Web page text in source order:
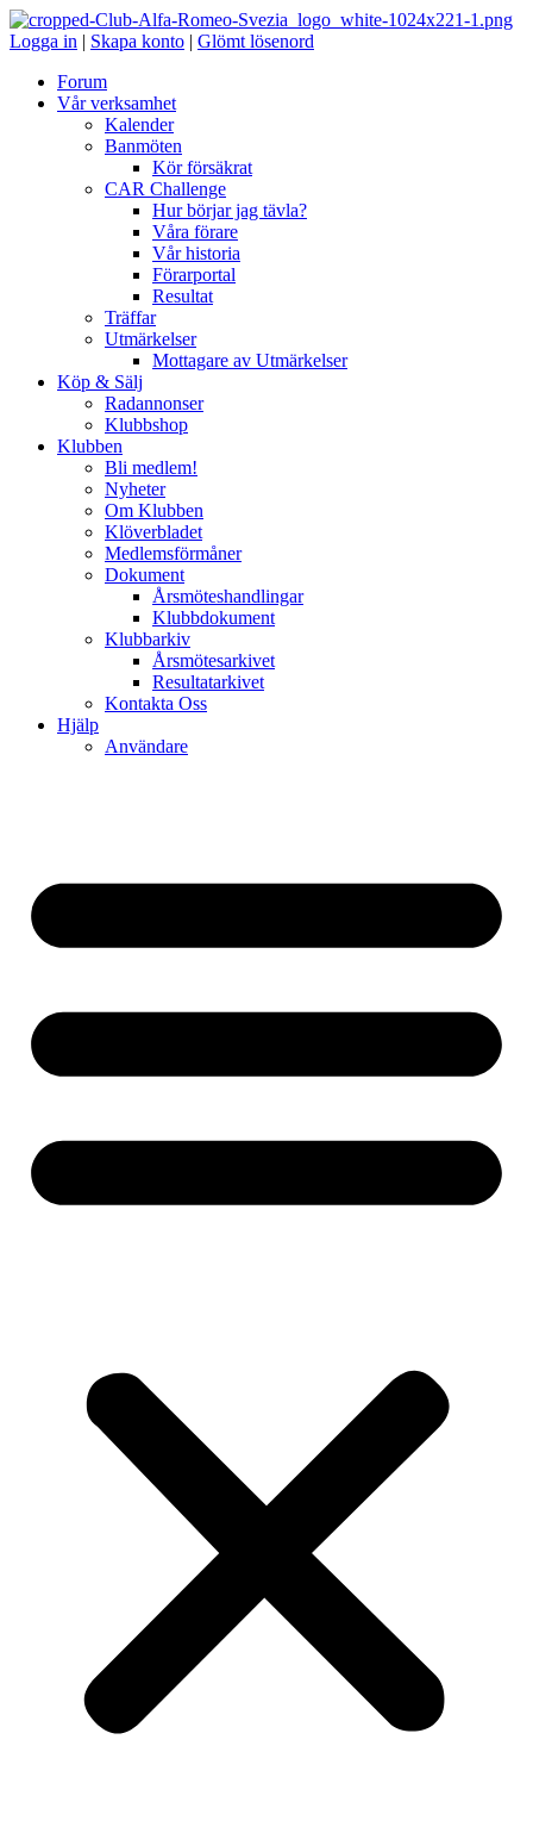
Logga in | Skapa konto | Glömt lösenord
Forum
Vår verksamhet
Kalender
Banmöten
Kör försäkrat
CAR Challenge
Hur börjar jag tävla?
Våra förare
Vår historia
Förarportal
Resultat
Träffar
Utmärkelser
Mottagare av Utmärkelser
Köp & Sälj
Radannonser
Klubbshop
Klubben
Bli medlem!
Nyheter
Om Klubben
Klöverbladet
Medlemsförmåner
Dokument
Årsmöteshandlingar
Klubbdokument
Klubbarkiv
Årsmötesarkivet
Resultatarkivet
Kontakta Oss
Hjälp
Användare